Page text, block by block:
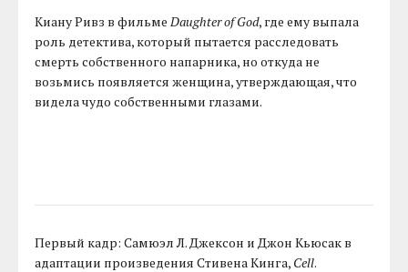
Киану Ривз в фильме Daughter of God, где ему выпала
роль детектива, который пытается расследовать
смерть собственного напарника, но откуда не
возьмись появляется женщина, утверждающая, что
видела чудо собственными глазами.
Первый кадр: Самюэл Л. Джексон и Джон Кьюсак в
адаптации произведения Стивена Кинга, Cell.